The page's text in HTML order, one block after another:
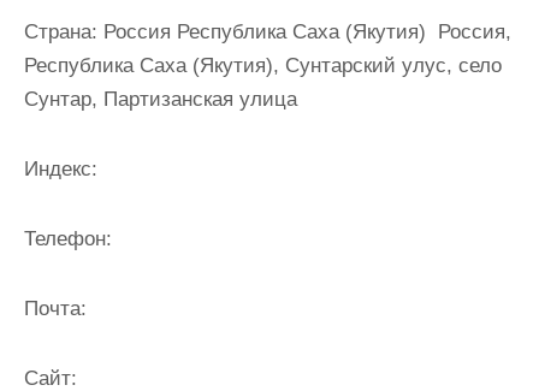
Страна: Россия Республика Саха (Якутия) Россия,
Республика Саха (Якутия), Сунтарский улус, село
Сунтар, Партизанская улица
Индекс:
Телефон:
Почта:
Cайт: